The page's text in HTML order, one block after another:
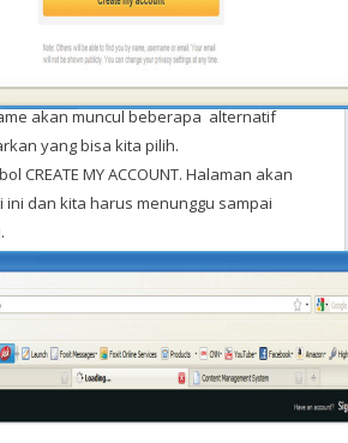
akan muncul beberapa alternatif
yang bisa kita pilih.
CREATE MY ACCOUNT. Halaman akan
dan kita harus menunggu sampai